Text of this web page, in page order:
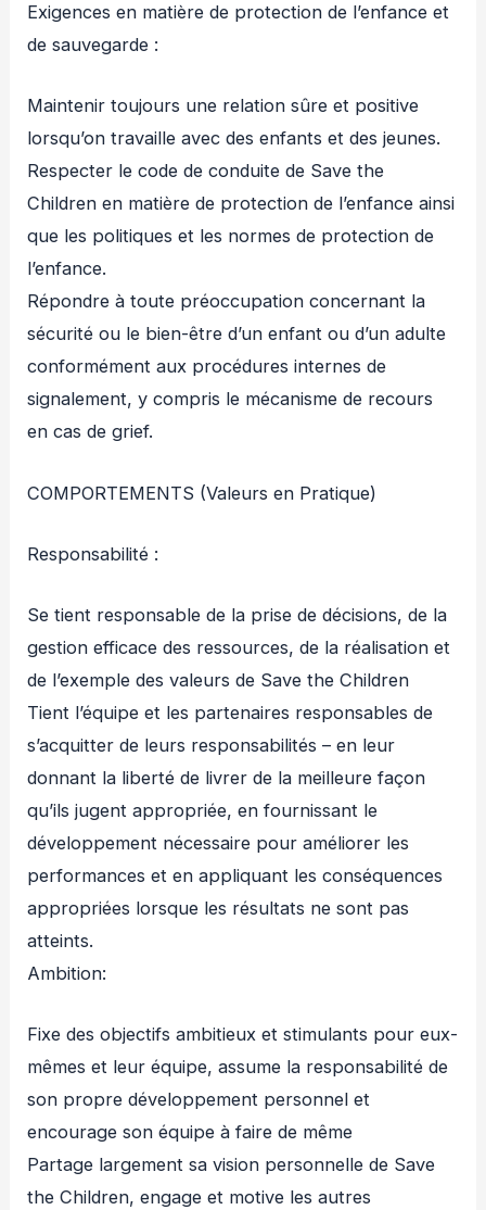
Exigences en matière de protection de l’enfance et
de sauvegarde :
Maintenir toujours une relation sûre et positive
lorsqu’on travaille avec des enfants et des jeunes.
Respecter le code de conduite de Save the
Children en matière de protection de l’enfance ainsi
que les politiques et les normes de protection de
l’enfance.
Répondre à toute préoccupation concernant la
sécurité ou le bien-être d’un enfant ou d’un adulte
conformément aux procédures internes de
signalement, y compris le mécanisme de recours
en cas de grief.
COMPORTEMENTS (Valeurs en Pratique)
Responsabilité :
Se tient responsable de la prise de décisions, de la
gestion efficace des ressources, de la réalisation et
de l’exemple des valeurs de Save the Children
Tient l’équipe et les partenaires responsables de
s’acquitter de leurs responsabilités – en leur
donnant la liberté de livrer de la meilleure façon
qu’ils jugent appropriée, en fournissant le
développement nécessaire pour améliorer les
performances et en appliquant les conséquences
appropriées lorsque les résultats ne sont pas
atteints.
Ambition:
Fixe des objectifs ambitieux et stimulants pour eux-
mêmes et leur équipe, assume la responsabilité de
son propre développement personnel et
encourage son équipe à faire de même
Partage largement sa vision personnelle de Save
the Children, engage et motive les autres